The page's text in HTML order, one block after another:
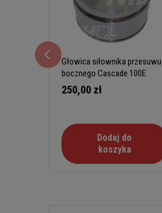
Głowica siłownika przesuwu
bocznego Cascade 100E
250,00 zł
Dodaj do
koszyka